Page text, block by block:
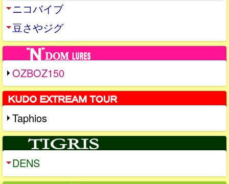
ニコバイブ
豆さやジグ
OZBOZ150
Taphios
DENS